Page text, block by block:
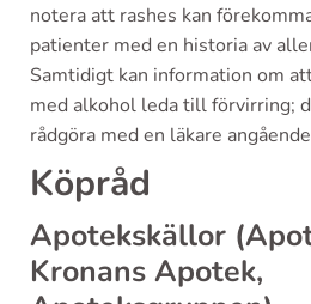
notera att rashes kan
patienter med en historia av
Samtidigt kan information om
med alkohol leda till förvirring;
rådgöra med en läkare
Köpråd
Apotekskällor
Kronans Apotek,